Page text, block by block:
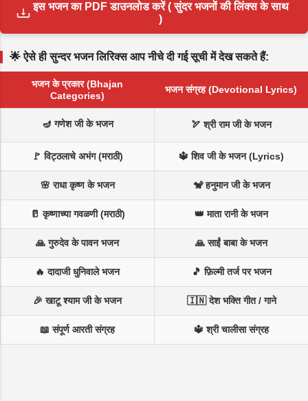
इस भजन का PDF डाउनलोड करें ( सुंदर भजनों की लिंक्स के साथ
)
🌟 ऐसे ही सुन्दर भजन लिरिक्स आप नीचे दी गई सूची में देख सकते हैं:
भजन के प्रकार (Bhajan
Categories)
भजन संग्रह (Devotional Lyrics)
🪔 गणेश जी के भजन 🏹 श्री राम जी के भजन
🚩 विट्ठलाचे अभंग (मराठी) 🔱 शिव जी के भजन (Lyrics)
🌸 राधा कृष्ण के भजन 🐒 हनुमान जी के भजन
🥛 कृष्णाच्या गवळणी (मराठी) 👑 माता रानी के भजन
🙏 गुरुदेव के पावन भजन 🙏 साईं बाबा के भजन
🔥 दादाजी धुनिवाले भजन 🎵 फ़िल्मी तर्ज पर भजन
🎉 खाटू श्याम जी के भजन 🇮🇳 देश भक्ति गीत / गाने
📖 संपूर्ण आरती संग्रह 🔱 श्री चालीसा संग्रह